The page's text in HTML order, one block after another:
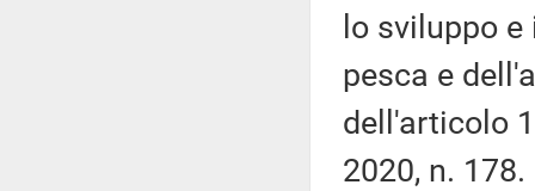
lo sviluppo
pesca e
dell'articolo
2020, n. 178.